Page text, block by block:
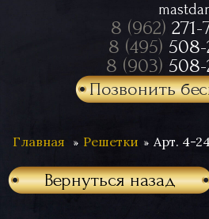
8 (962) 271-
8 (495) 508-
8 (903) 508-
Позвонить
Главная Решетки Арт. 4-
Вернуться назад